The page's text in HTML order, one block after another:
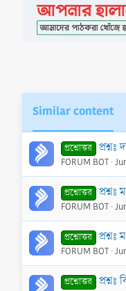
Similar content
প্রশ্নোত্তর
FORUM BOT
প্রশ্নোত্তর
FORUM BOT
প্রশ্নোত্তর
FORUM BOT
প্রশ্নোত্তর